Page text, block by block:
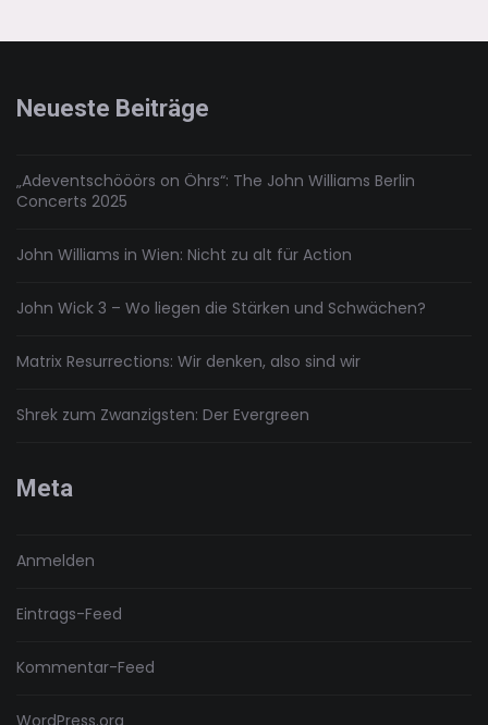
Neueste Beiträge
„Adeventschööörs on Öhrs“: The John Williams Berlin
Concerts 2025
John Williams in Wien: Nicht zu alt für Action
John Wick 3 – Wo liegen die Stärken und Schwächen?
Matrix Resurrections: Wir denken, also sind wir
Shrek zum Zwanzigsten: Der Evergreen
Meta
Anmelden
Eintrags-Feed
Kommentar-Feed